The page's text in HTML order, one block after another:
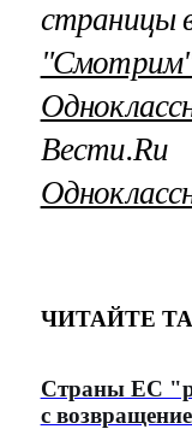
страницы
ЧИТАЙТЕ
Страны ЕС
с